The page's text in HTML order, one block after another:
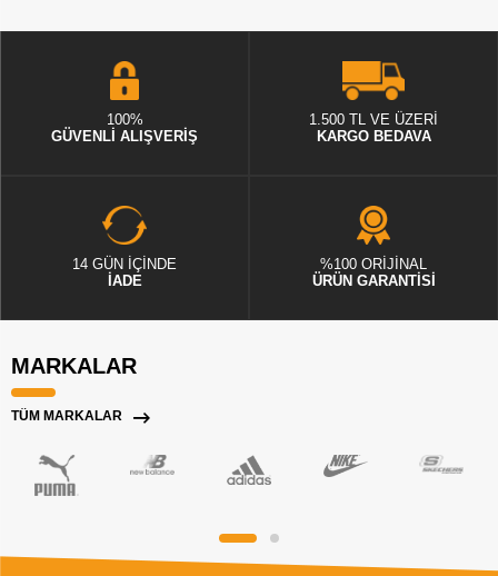
100%
GÜVENLİ ALIŞVERİŞ
1.500 TL VE ÜZERİ
KARGO BEDAVA
14 GÜN İÇİNDE
İADE
%100 ORİJİNAL
ÜRÜN GARANTİSİ
MARKALAR
TÜM MARKALAR